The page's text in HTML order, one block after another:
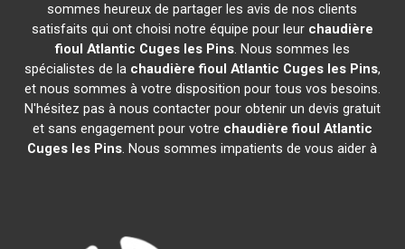
sommes heureux de partager les avis de nos clients
satisfaits qui ont choisi notre équipe pour leur chaudière
fioul Atlantic Cuges les Pins. Nous sommes les
spécialistes de la chaudière fioul Atlantic Cuges les Pins,
et nous sommes à votre disposition pour tous vos besoins.
N'hésitez pas à nous contacter pour obtenir un devis gratuit
et sans engagement pour votre chaudière fioul Atlantic
Cuges les Pins. Nous sommes impatients de vous aider à